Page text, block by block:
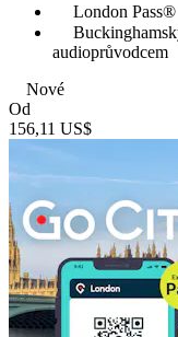
London Pass®
audioprůvodcem
Nové
Od
156,11 US$